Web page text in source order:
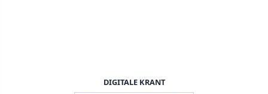
DIGITALE KRANT